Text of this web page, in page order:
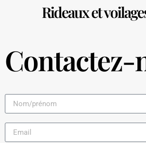
Rideaux et
Contactez-